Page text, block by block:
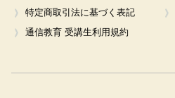
特定商取引法に基づく表記
通信教育 受講生利用規約